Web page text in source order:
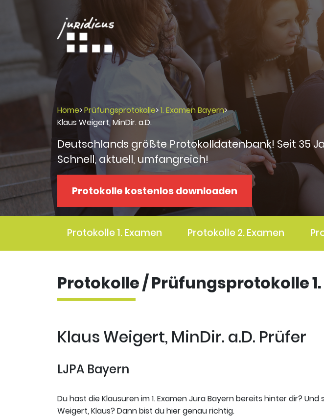
Home>Prüfungsprotokolle>1. Examen Bayern>
Klaus Weigert, MinDir. a.D.
Deutschlands größte Protokolldatenbank! Seit 35
Schnell, aktuell, umfangreich!
Protokolle kostenlos downloaden
Protokolle 1. Examen Protokolle 2. Examen
Protokolle / Prüfungsprotokolle
Klaus Weigert, MinDir. a.D. Prüfer
LJPA Bayern
Du hast die Klausuren im 1. Examen Jura Bayern bereits hinter dir?
Weigert, Klaus? Dann bist du hier genau richtig.